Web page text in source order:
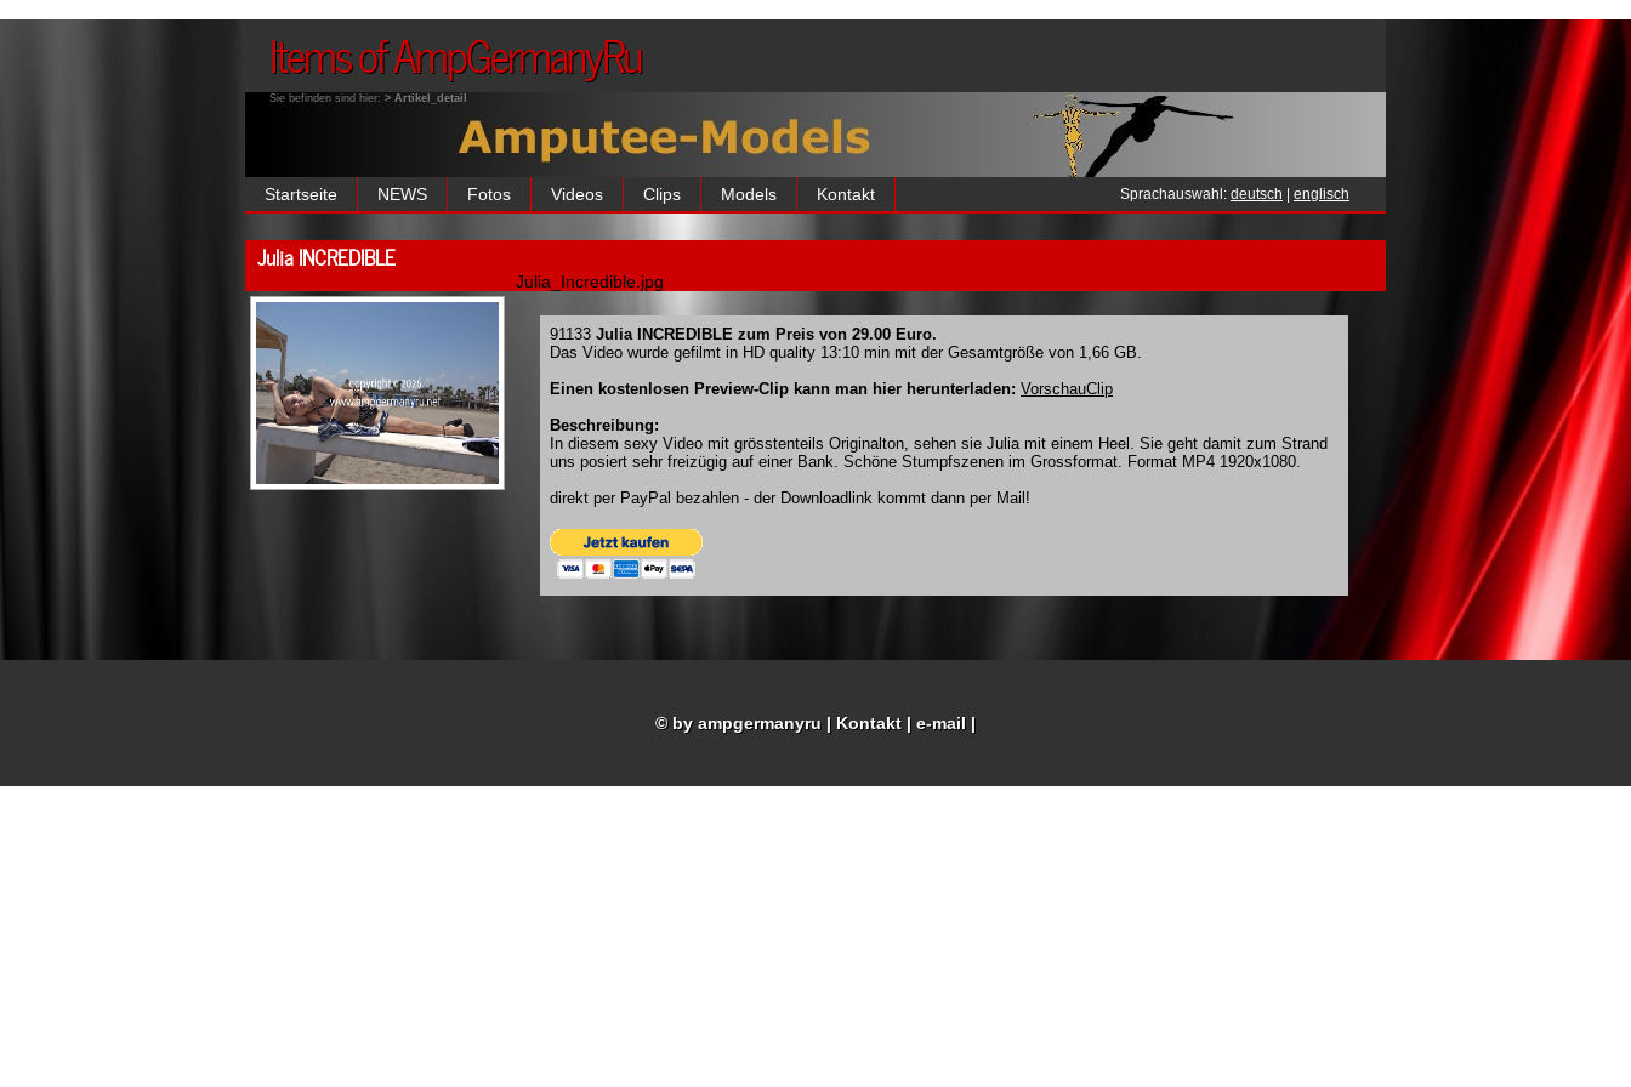
Items of AmpGermanyRu
Sie befinden sind hier: > Artikel_detail
Startseite NEWS Fotos Videos Clips Models Kontakt Sprachauswahl: deutsch englisch
Julia INCREDIBLE
Julia_Incredible.jpg
91133 Julia INCREDIBLE zum Preis von 29.00 Euro.
Das Video wurde gefilmt in HD quality 13:10 min mit der Gesamtgröße von 1,66 GB.
Einen kostenlosen Preview-Clip kann man hier herunterladen: VorschauClip
Beschreibung:
In diesem sexy Video mit grösstenteils Originalton, sehen sie Julia mit einem Heel. Sie geht damit zum Strand
uns posiert sehr freizügig auf einer Bank. Schöne Stumpfszenen im Grossformat. Format MP4 1920x1080.
direkt per PayPal bezahlen - der Downloadlink kommt dann per Mail!
© by ampgermanyru | Kontakt | e-mail |